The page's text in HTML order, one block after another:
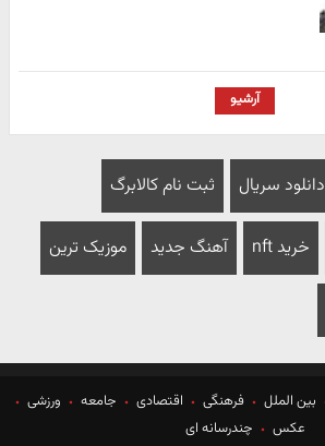
آرشیو
دانلود سریال ثبت نام کالابرگ
خرید nft آهنگ جدید موزیک ترین
بین الملل فرهنگی اقتصادی جامعه
ورزشی
عکس
چندرسانه ای